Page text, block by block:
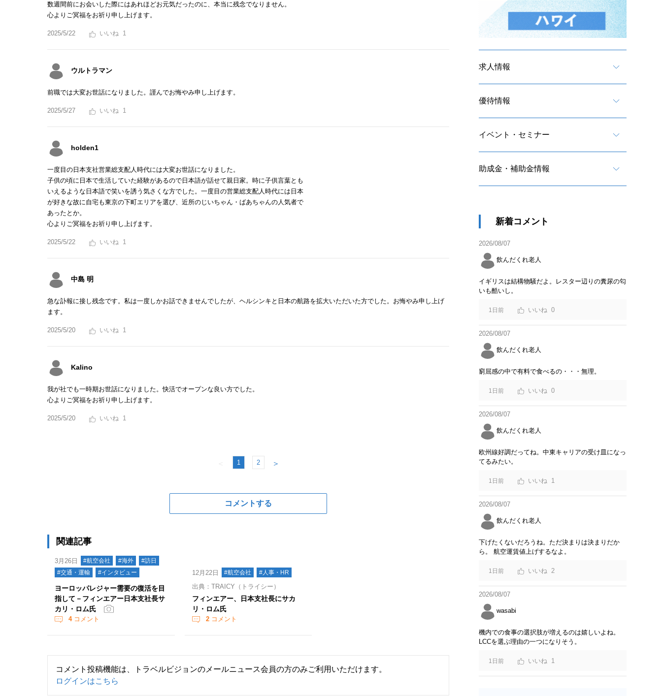
数週間前にお会いした際にはあれほどお元気だったのに、本当に残念でなりません。
心よりご冥福をお祈り申し上げます。
2025/5/22 1
ウルトラマン
前職では大変お世話になりました。謹んでお悔やみ申し上げます。
2025/5/27 1
holden1
一度目の日本支社営業総支配人時代には大変お世話になりました。
子供の頃に日本で生活していた経験があるので日本語が話せて親日家。時に子供言葉とも
いえるような日本語で笑いを誘う気さくな方でした。一度目の営業総支配人時代には日本
が好きな故に自宅も東京の下町エリアを選び、近所のじいちゃん・ばあちゃんの人気者で
あったとか。
心よりご冥福をお祈り申し上げます。
2025/5/22 1
中島 明
急な訃報に接し残念です。私は一度しかお話できませんでしたが、ヘルシンキと日本の航路を拡大いただいた方でした。お悔やみ申し上げ
ます。
2025/5/20 1
Kalino
我が社でも一時期お世話になりました。快活でオープンな良い方でした。
心よりご冥福をお祈り申し上げます。
2025/5/20 1
＜ 1 2 ＞
コメントする
関連記事
3月26日 #航空会社 #海外
#訪日
#交通・運輸
#インタビュー
ヨーロッパレジャー需要の復活を目
指して－フィンエアー日本支社長サ
カリ・ロム氏
4コメント
12月22日 #航空会社 #人事・HR
出典：TRAICY（トライシー）
フィンエアー、日本支社長にサカ
リ・ロム氏
2コメント
コメント投稿機能は、トラベルビジョンのメールニュース会員の方のみご利用いただけます。
ログインはこちら
求人情報
優待情報
イベント・セミナー
助成金・補助金情報
新着コメント
2026/08/07
飲んだくれ老人
イギリスは結構物騒だよ。レスター辺りの糞尿の匂
いも酷いし。
1日前 0
2026/08/07
飲んだくれ老人
窮屈感の中で有料で食べるの・・・無理。
1日前 0
2026/08/07
飲んだくれ老人
欧州線好調だってね。中東キャリアの受け皿になっ
てるみたい。
1日前 1
2026/08/07
飲んだくれ老人
下げたくないだろうね。ただ決まりは決まりだか
ら。 航空運賃値上げするなよ。
1日前 2
2026/08/07
wasabi
機内での食事の選択肢が増えるのは嬉しいよね。
LCCを選ぶ理由の一つになりそう。
1日前 1